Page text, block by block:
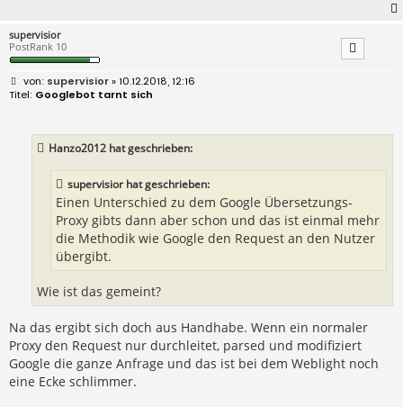
supervisior
PostRank 10
B
e
i
supervisior» 10.12.2018, 12:16
Googlebot tarnt sich
Hanzo2012 hat geschrieben:
supervisior hat geschrieben:
Einen Unterschied zu dem Google Übersetzungs-
Proxy gibts dann aber schon und das ist einmal mehr
die Methodik wie Google den Request an den Nutzer
übergibt.
Wie ist das gemeint?
Na das ergibt sich doch aus Handhabe. Wenn ein normaler
Proxy den Request nur durchleitet, parsed und modifiziert
Google die ganze Anfrage und das ist bei dem Weblight noch
eine Ecke schlimmer.